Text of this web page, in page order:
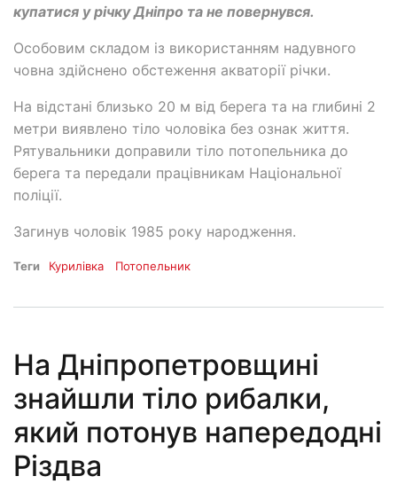
купатися у річку Дніпро та не повернувся.
Особовим складом із використанням надувного
човна здійснено обстеження акваторії річки.
На відстані близько 20 м від берега та на глибині 2
метри виявлено тіло чоловіка без ознак життя.
Рятувальники доправили тіло потопельника до
берега та передали працівникам Національної
поліції.
Загинув чоловік 1985 року народження.
Теги Курилівка Потопельник
На Дніпропетровщині
знайшли тіло рибалки,
який потонув напередодні
Різдва